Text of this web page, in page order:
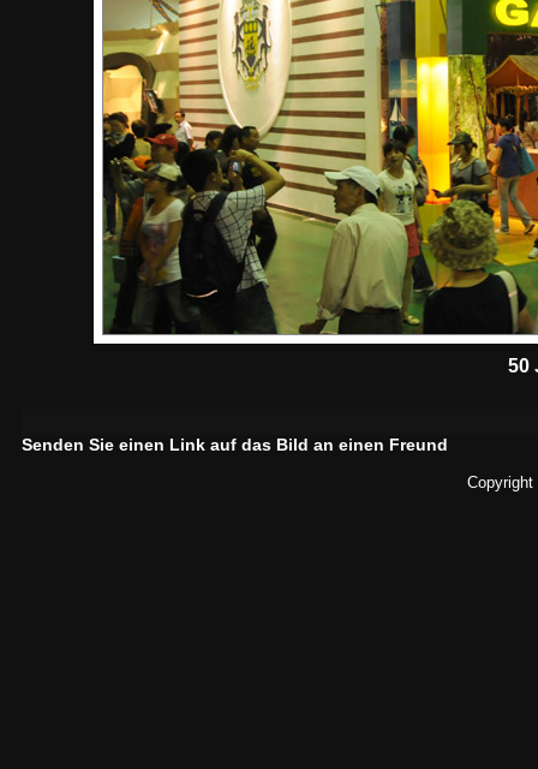
50
Senden Sie einen Link auf das Bild an einen Freund